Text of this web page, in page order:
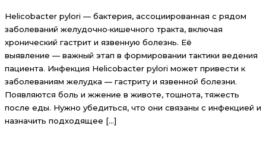
Helicobacter pylori — бактерия, ассоциированная с рядом
заболеваний желудочно‑кишечного тракта, включая
хронический гастрит и язвенную болезнь. Её
выявление — важный этап в формировании тактики ведения
пациента. Инфекция Helicobacter pylori может привести к
заболеваниям желудка — гастриту и язвенной болезни.
Появляются боль и жжение в животе, тошнота, тяжесть
после еды. Нужно убедиться, что они связаны с инфекцией и
назначить подходящее […]